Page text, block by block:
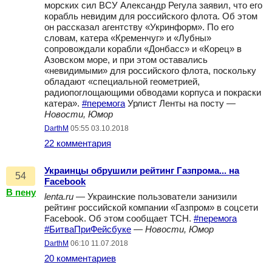
морских сил ВСУ Александр Регула заявил, что его
корабль невидим для российского флота. Об этом
он рассказал агентству «Укринформ». По его
словам, катера «Кременчуг» и «Лубны»
сопровождали корабли «Донбасс» и «Корец» в
Азовском море, и при этом оставались
«невидимыми» для российского флота, поскольку
обладают «специальной геометрией,
радиопоглощающими обводами корпуса и покраски
катера». #перемога Урлист Ленты на посту —
Новости, Юмор
DarthM 05:55 03.10.2018
22 комментария
54
В пену
Украинцы обрушили рейтинг Газпрома... на
Facebook
lenta.ru — Украинские пользователи занизили
рейтинг российской компании «Газпром» в соцсети
Facebook. Об этом сообщает ТСН. #перемога
#БитваПриФейсбуке — Новости, Юмор
DarthM 06:10 11.07.2018
20 комментариев